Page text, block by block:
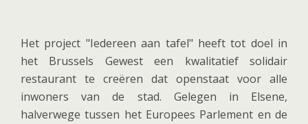
Het project "Iedereen aan tafel" heeft tot doel in
het Brussels Gewest een kwalitatief solidair
restaurant te creëren dat openstaat voor alle
inwoners van de stad. Gelegen in Elsene,
halverwege tussen het Europees Parlement en de